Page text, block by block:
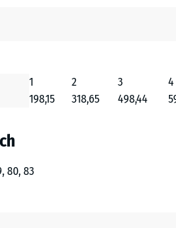
1 2 3 4
198,15 318,65 498,44
80, 83